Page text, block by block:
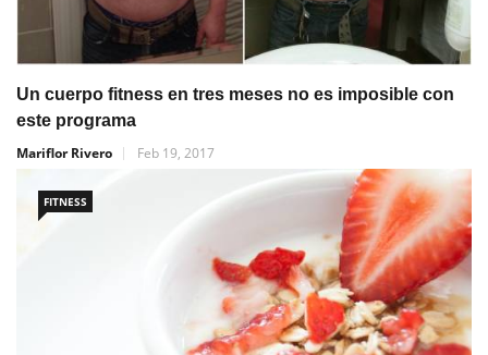
Un cuerpo fitness en tres meses no es imposible con
este programa
Mariflor Rivero
Feb 19, 2017
FITNESS